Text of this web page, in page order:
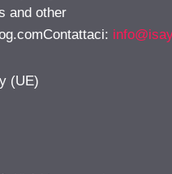
and other
:
(UE)